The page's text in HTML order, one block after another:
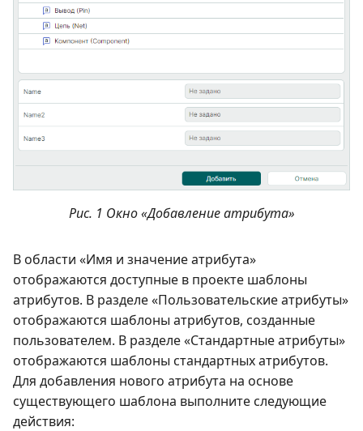
Рис. 1 Окно «Добавление атрибута»
В области «Имя и значение атрибута»
отображаются доступные в проекте шаблоны
атрибутов. В разделе «Пользовательские атрибуты»
отображаются шаблоны атрибутов, созданные
пользователем. В разделе «Стандартные атрибуты»
отображаются шаблоны стандартных атрибутов.
Для добавления нового атрибута на основе
существующего шаблона выполните следующие
действия: